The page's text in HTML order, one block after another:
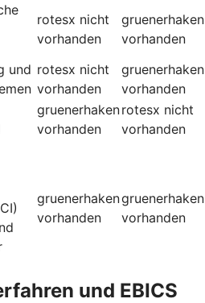
rotesx nicht
vorhanden
gruenerhaken
vorhanden
und rotesx nicht
vorhanden
gruenerhaken
vorhanden
gruenerhaken
vorhanden
rotesx nicht
vorhanden
gruenerhaken
vorhanden
gruenerhaken
vorhanden
und EBICS